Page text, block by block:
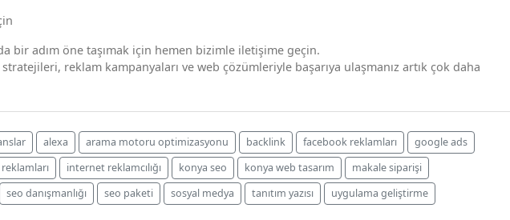
bir adım öne taşımak için hemen bizimle iletişime geçin.
stratejileri, reklam kampanyaları ve web çözümleriyle başarıya ulaşmanız artık çok daha
alexa arama motoru optimizasyonu backlink facebook reklamları
google ads
internet reklamcılığı konya seo konya web tasarım
makale siparişi
seo danışmanlığı seo paketi sosyal medya tanıtım yazısı uygulama geliştirme